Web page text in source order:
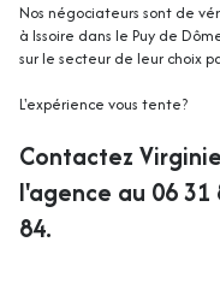
Nos négociateurs sont de
à Issoire dans le Puy de
sur le secteur de leur choix
L'expérience vous tente?
Contactez
l'agence au 06 31
84.